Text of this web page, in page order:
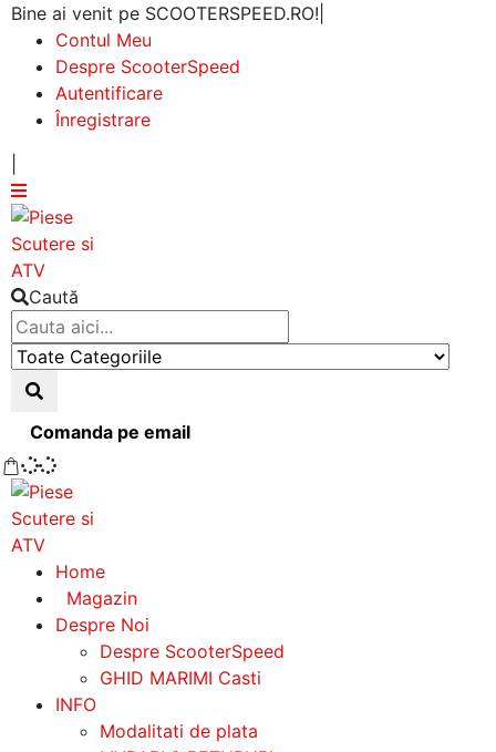
Bine ai venit pe SCOOTERSPEED.RO!
Contul Meu
Despre ScooterSpeed
Autentificare
Înregistrare
Caută
Comanda pe email
Home
Magazin
Despre Noi
Despre ScooterSpeed
GHID MARIMI Casti
INFO
Modalitati de plata